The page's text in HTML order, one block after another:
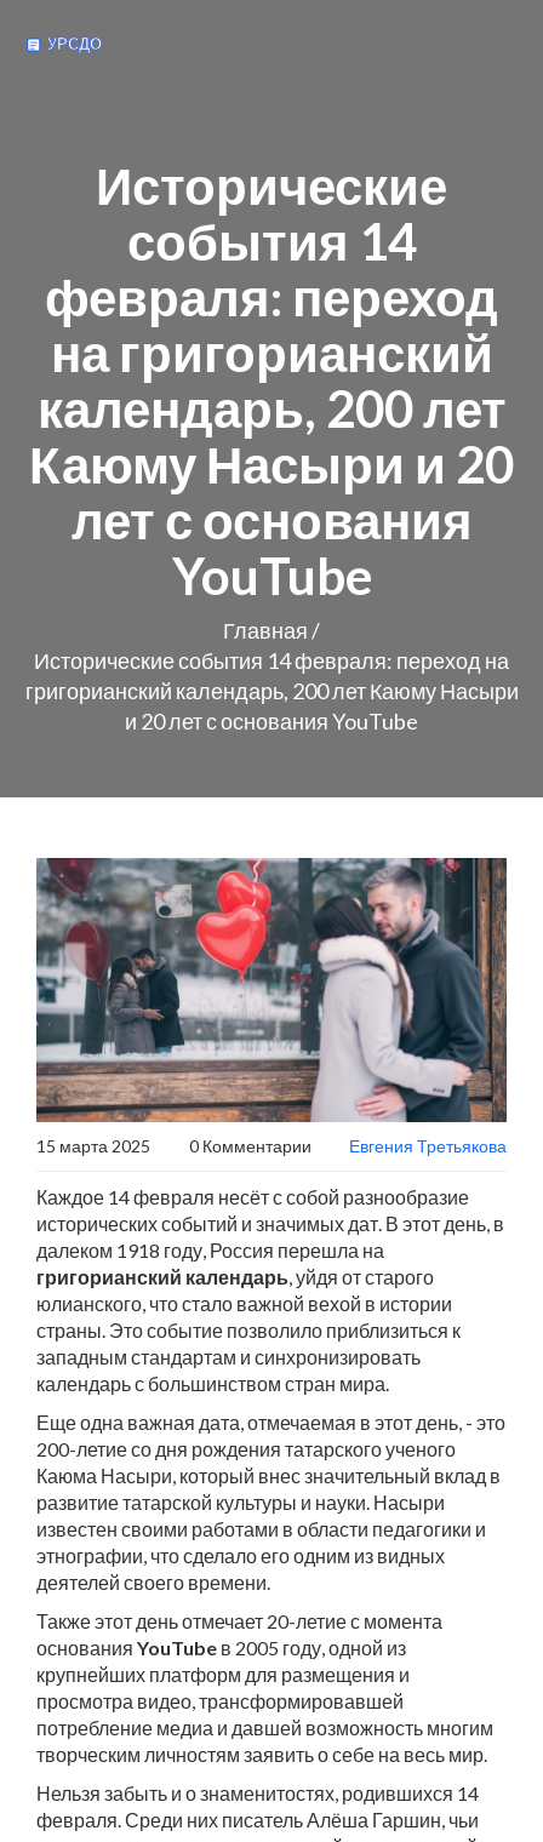
Исторические
события 14
февраля: переход
на григорианский
календарь, 200 лет
Каюму Насыри и 20
лет с основания
YouTube
Главная/
Исторические события 14 февраля: переход на
григорианский календарь, 200 лет Каюму Насыри
и 20 лет с основания YouTube
15 марта 2025 0 Комментарии Евгения Третьякова
Каждое 14 февраля несёт с собой разнообразие
исторических событий и значимых дат. В этот день, в
далеком 1918 году, Россия перешла на
григорианский календарь, уйдя от старого
юлианского, что стало важной вехой в истории
страны. Это событие позволило приблизиться к
западным стандартам и синхронизировать
календарь с большинством стран мира.
Еще одна важная дата, отмечаемая в этот день, - это
200-летие со дня рождения татарского ученого
Каюма Насыри, который внес значительный вклад в
развитие татарской культуры и науки. Насыри
известен своими работами в области педагогики и
этнографии, что сделало его одним из видных
деятелей своего времени.
Также этот день отмечает 20-летие с момента
основания YouTube в 2005 году, одной из
крупнейших платформ для размещения и
просмотра видео, трансформировавшей
потребление медиа и давшей возможность многим
творческим личностям заявить о себе на весь мир.
Нельзя забыть и о знаменитостях, родившихся 14
февраля. Среди них писатель Алёша Гаршин, чьи